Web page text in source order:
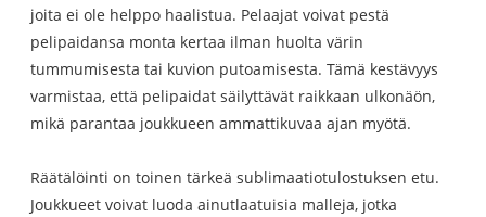
joita ei ole helppo haalistua. Pelaajat voivat pestä
pelipaidansa monta kertaa ilman huolta värin
tummumisesta tai kuvion putoamisesta. Tämä kestävyys
varmistaa, että pelipaidat säilyttävät raikkaan ulkonäön,
mikä parantaa joukkueen ammattikuvaa ajan myötä.
Räätälöinti on toinen tärkeä sublimaatiotulostuksen etu.
Joukkueet voivat luoda ainutlaatuisia malleja, jotka